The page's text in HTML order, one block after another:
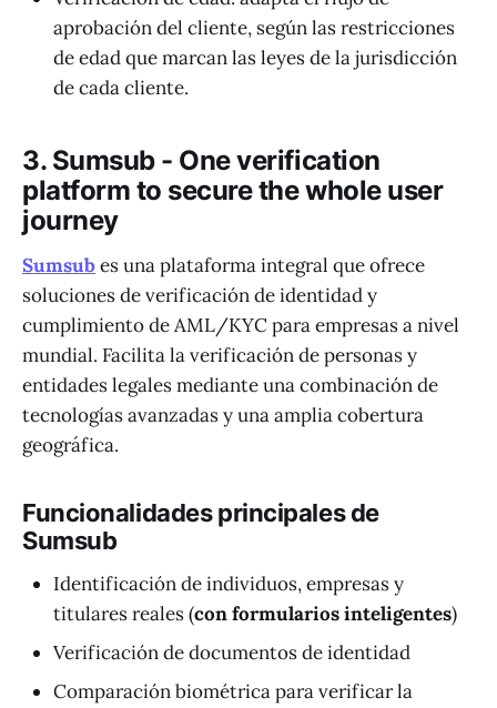
aprobación del cliente, según las restricciones
de edad que marcan las leyes de la jurisdicción
de cada cliente.
3. Sumsub - One verification
platform to secure the whole user
journey
Sumsubes una plataforma integral que ofrece
soluciones de verificación de identidad y
cumplimiento de AML/KYC para empresas a nivel
mundial. Facilita la verificación de personas y
entidades legales mediante una combinación de
tecnologías avanzadas y una amplia cobertura
geográfica.
Funcionalidades principales de
Sumsub
Identificación de individuos, empresas y
titulares reales (con formularios inteligentes)
Verificación de documentos de identidad
Comparación biométrica para verificar la